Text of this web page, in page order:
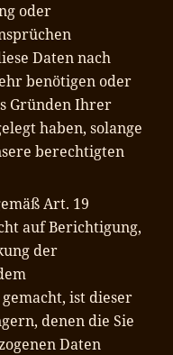
oder
Daten nach
benötigen oder
Gründen Ihrer
haben, solange
berechtigten
Art. 19
auf Berichtigung,
der
ist dieser
denen die Sie
Daten